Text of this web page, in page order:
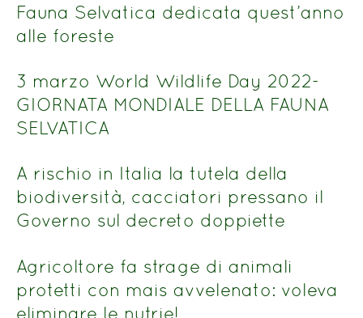
Fauna Selvatica dedicata quest’anno
alle foreste
3 marzo World Wildlife Day 2022-
GIORNATA MONDIALE DELLA FAUNA
SELVATICA
A rischio in Italia la tutela della
biodiversità, cacciatori pressano il
Governo sul decreto doppiette
Agricoltore fa strage di animali
protetti con mais avvelenato: voleva
eliminare le nutrie!